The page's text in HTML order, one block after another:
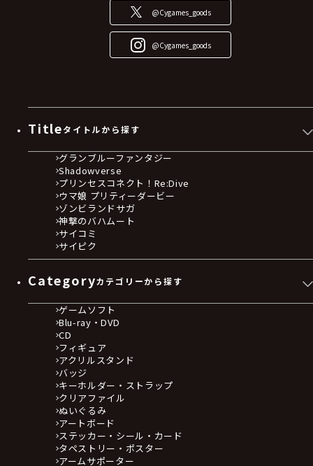
@Cygames_goods
@Cygames_goods
Titleタイトルから探す
グランブルーファンタジー
Shadowverse
プリンセスコネクト！Re:Dive
ウマ娘 プリティーダービー
ゾンビランドサガ
神撃のバハムート
サイコミ
サイピク
Categoryカテゴリーから探す
ゲームソフト
Blu-ray・DVD
CD
フィギュア
アクリルスタンド
バッジ
キーホルダー・ストラップ
クリアファイル
ぬいぐるみ
アートボード
ステッカー・シール・カード
タペストリー・ポスター
アームサポーター